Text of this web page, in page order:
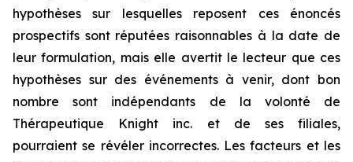
hypothèses sur lesquelles reposent ces énoncés
prospectifs sont réputées raisonnables à la date de
leur formulation, mais elle avertit le lecteur que ces
hypothèses sur des événements à venir, dont bon
nombre sont indépendants de la volonté de
Thérapeutique Knight inc. et de ses filiales,
pourraient se révéler incorrectes. Les facteurs et les